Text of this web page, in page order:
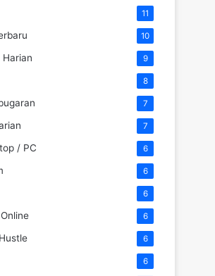
11
10
9
8
7
7
/ PC 6
6
6
6
6
6